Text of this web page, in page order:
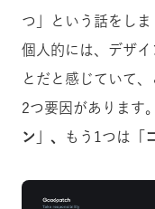
つ」という話をしま
個人的には、デザ
とだと感じていて
2つ要因があります
ン」、
もう1つは 「